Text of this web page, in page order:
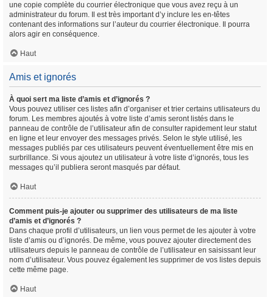
une copie complète du courrier électronique que vous avez reçu à un
administrateur du forum. Il est très important d’y inclure les en-têtes
contenant des informations sur l’auteur du courrier électronique. Il pourra
alors agir en conséquence.
Haut
Amis et ignorés
À quoi sert ma liste d’amis et d’ignorés ?
Vous pouvez utiliser ces listes afin d’organiser et trier certains utilisateurs du
forum. Les membres ajoutés à votre liste d’amis seront listés dans le
panneau de contrôle de l’utilisateur afin de consulter rapidement leur statut
en ligne et leur envoyer des messages privés. Selon le style utilisé, les
messages publiés par ces utilisateurs peuvent éventuellement être mis en
surbrillance. Si vous ajoutez un utilisateur à votre liste d’ignorés, tous les
messages qu’il publiera seront masqués par défaut.
Haut
Comment puis-je ajouter ou supprimer des utilisateurs de ma liste
d’amis et d’ignorés ?
Dans chaque profil d’utilisateurs, un lien vous permet de les ajouter à votre
liste d’amis ou d’ignorés. De même, vous pouvez ajouter directement des
utilisateurs depuis le panneau de contrôle de l’utilisateur en saisissant leur
nom d’utilisateur. Vous pouvez également les supprimer de vos listes depuis
cette même page.
Haut